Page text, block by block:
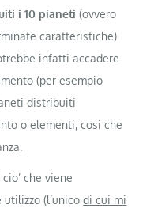
i 10 pianeti (ovvero
caratteristiche)
infatti accadere
(per esempio
distribuiti
o elementi, cosi che
che viene
utilizzo (l’unicodi cui mi